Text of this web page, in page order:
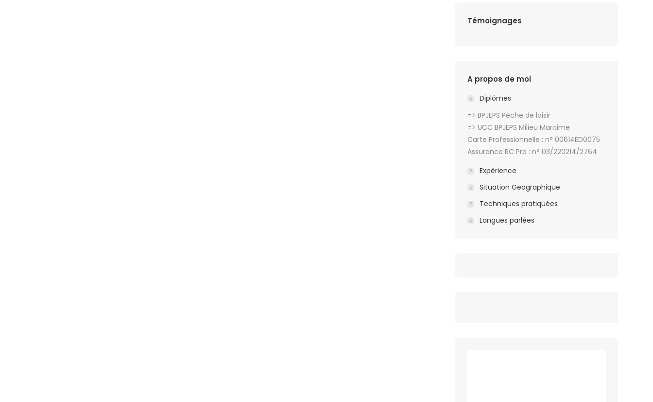
Témoignages
A propos de moi
Diplômes
=> BPJEPS Pêche de loisir
=> UCC BPJEPS Milieu Maritime
Carte Professionnelle : n° 00614ED0075
Assurance RC Pro : n° 03/220214/2764
Expèrience
Situation Geographique
Techniques pratiquées
Langues parlées